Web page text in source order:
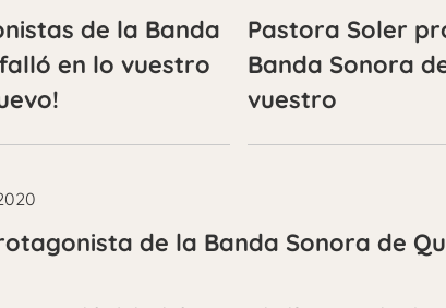
de la Banda
en lo vuestro
Pastora Soler
Banda Sonora
vuestro
de la Banda Sonora de